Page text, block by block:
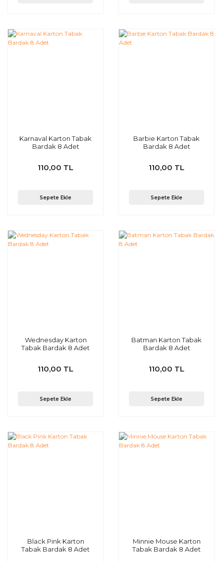
Karnaval Karton Tabak
Bardak 8 Adet
110,00 TL
Sepete Ekle
Barbie Karton Tabak
Bardak 8 Adet
110,00 TL
Sepete Ekle
Wednesday Karton
Tabak Bardak 8 Adet
110,00 TL
Sepete Ekle
Batman Karton Tabak
Bardak 8 Adet
110,00 TL
Sepete Ekle
Black Pink Karton
Tabak Bardak 8 Adet
Minnie Mouse Karton
Tabak Bardak 8 Adet